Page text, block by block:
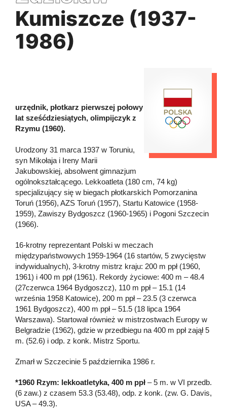
Kumiszcze (1937-
1986)
urzędnik, płotkarz pierwszej połowy
lat sześćdziesiątych, olimpijczyk z
Rzymu (1960).
Urodzony 31 marca 1937 w Toruniu,
syn Mikołaja i Ireny Marii
Jakubowskiej, absolwent gimnazjum
ogólnokształcącego. Lekkoatleta (180 cm, 74 kg)
specjalizujący się w biegach płotkarskich Pomorzanina
Toruń (1956), AZS Toruń (1957), Startu Katowice (1958-
1959), Zawiszy Bydgoszcz (1960-1965) i Pogoni Szczecin
(1966).
16-krotny reprezentant Polski w meczach
międzypaństwowych 1959-1964 (16 startów, 5 zwycięstw
indywidualnych), 3-krotny mistrz kraju: 200 m ppł (1960,
1961) i 400 m ppł (1961). Rekordy życiowe: 400 m – 48.4
(27czerwca 1964 Bydgoszcz), 110 m ppł – 15.1 (14
września 1958 Katowice), 200 m ppł – 23.5 (3 czerwca
1961 Bydgoszcz), 400 m ppł – 51.5 (18 lipca 1964
Warszawa). Startował również w mistrzostwach Europy w
Belgradzie (1962), gdzie w przedbiegu na 400 m ppł zajął 5
m. (52.6) i odp. z konk. Mistrz Sportu.
Zmarł w Szczecinie 5 października 1986 r.
*1960 Rzym: lekkoatletyka, 400 m ppł – 5 m. w VI przedb.
(6 zaw.) z czasem 53.3 (53.48), odp. z konk. (zw. G. Davis,
USA – 49.3).